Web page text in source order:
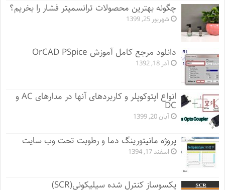
چگونه بهترین محصولات ترانسمیتر فشار را بخریم؟
شهریور 25, 1399
دانلود مرجع کامل آموزش OrCAD PSpice
آذر 18, 1392
انواع اپتوکوپلر و کاربردهای آنها در مدارهای AC و
DC
آبان 20, 1399
پروژه مانيتورينگ دما و رطوبت تحت وب سایت
اسفند 17, 1394
یکسوساز کنترل شده سیلیکونی(SCR)